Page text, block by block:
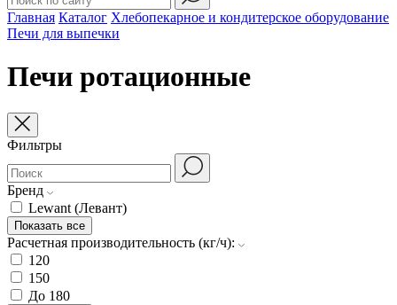
Главная Каталог Хлебопекарное и кондитерское оборудование
Печи для выпечки
Печи ротационные
Фильтры
Бренд
Lewant (Левант)
Показать все
Расчетная производительность (кг/ч):
120
150
До 180